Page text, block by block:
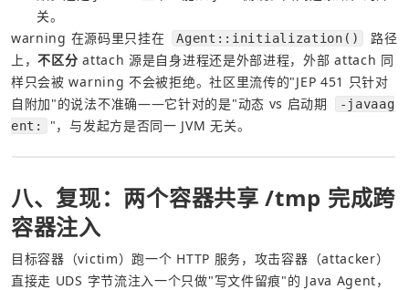
关。
warning 在源码里只挂在
Agent::initialization()
路径
上，不区分 attach 源是自身进程还是外部进程，外部 attach 同
样只会被 warning 不会被拒绝。社区里流传的"JEP 451 只针对
自附加"的说法不准确——它针对的是"动态 vs 启动期
-javaag
ent:
"，与发起方是否同一 JVM 无关。
八、复现：两个容器共享 /tmp 完成跨
容器注入
目标容器（victim）跑一个 HTTP 服务，攻击容器（attacker）
直接走 UDS 字节流注入一个只做"写文件留痕"的 Java Agent，